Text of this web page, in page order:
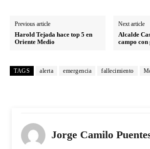
Previous article
Harold Tejada hace top 5 en
Oriente Medio
Next article
Alcalde
campo
TAGS alerta emergencia fallecimiento
Jorge Camilo